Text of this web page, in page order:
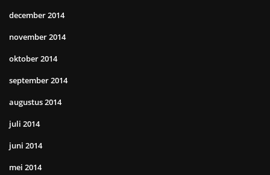
december 2014
november 2014
oktober 2014
september 2014
augustus 2014
juli 2014
juni 2014
mei 2014